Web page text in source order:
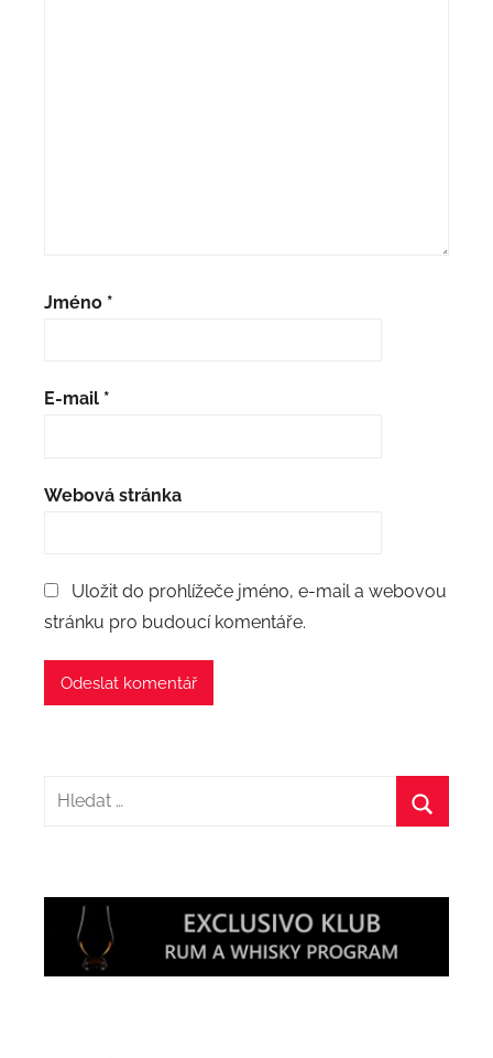
Jméno *
E-mail *
Webová stránka
Uložit do prohlížeče jméno, e-mail a webovou
stránku pro budoucí komentáře.
Hledat: